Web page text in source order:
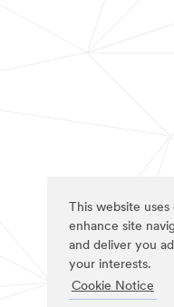
This website
enhance site
and deliver you
your interests.
Cookie Notice